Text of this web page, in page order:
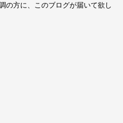
の方に、このブログが届いて欲し